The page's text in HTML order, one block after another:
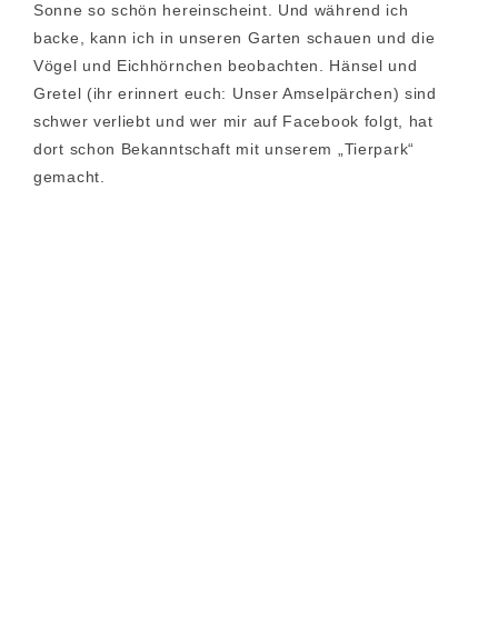
Sonne so schön hereinscheint. Und während ich
backe, kann ich in unseren Garten schauen und die
Vögel und Eichhörnchen beobachten. Hänsel und
Gretel (ihr erinnert euch: Unser Amselpärchen) sind
schwer verliebt und wer mir auf Facebook folgt, hat
dort schon Bekanntschaft mit unserem „Tierpark“
gemacht.